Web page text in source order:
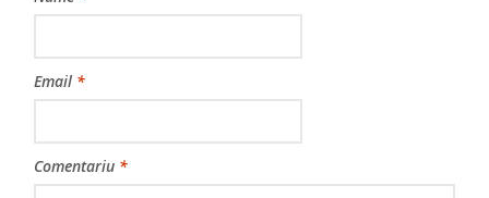
Email *
Comentariu *